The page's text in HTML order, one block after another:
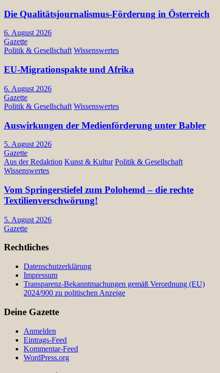
Die Qualitätsjournalismus-Förderung in Österreich
6. August 2026
Gazette
Politik & Gesellschaft Wissenswertes
EU-Migrationspakte und Afrika
6. August 2026
Gazette
Politik & Gesellschaft Wissenswertes
Auswirkungen der Medienförderung unter Babler
5. August 2026
Gazette
Aus der Redaktion Kunst & Kultur Politik & Gesellschaft
Wissenswertes
Vom Springerstiefel zum Polohemd – die rechte
Textilienverschwörung!
5. August 2026
Gazette
Rechtliches
Datenschutzerklärung
Impressum
Transparenz-Bekanntmachungen gemäß Verordnung (EU)
2024/900 zu politischen Anzeige
Deine Gazette
Anmelden
Eintrags-Feed
Kommentar-Feed
WordPress.org